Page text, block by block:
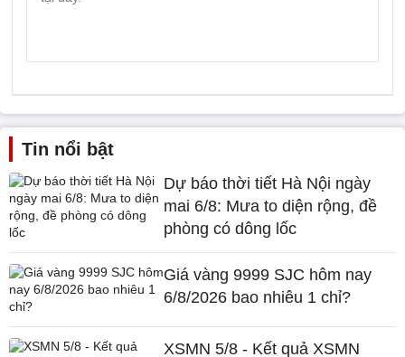
Tin nổi bật
Dự báo thời tiết Hà Nội ngày
mai 6/8: Mưa to diện rộng, đề
phòng có dông lốc
Giá vàng 9999 SJC hôm nay
6/8/2026 bao nhiêu 1 chỉ?
XSMN 5/8 - Kết quả XSMN